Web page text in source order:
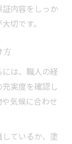
内容をしっか
切です。
方
は、職人の経
実度を確認し
気候に合わせ
ているか、塗